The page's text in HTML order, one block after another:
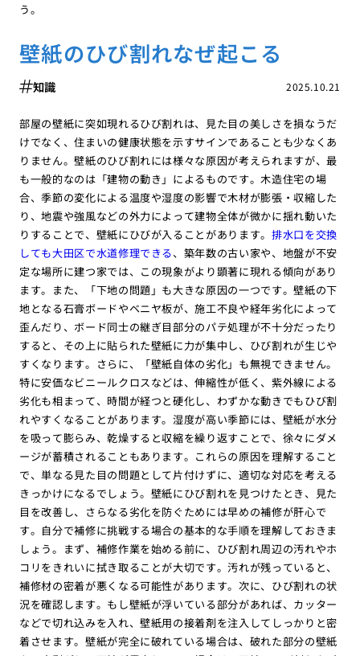
う。
壁紙のひび割れなぜ起こる
2025.10.21
知識
部屋の壁紙に突如現れるひび割れは、見た目の美しさを損なうだ
けでなく、住まいの健康状態を示すサインであることも少なくあ
りません。壁紙のひび割れには様々な原因が考えられますが、最
も一般的なのは「建物の動き」によるものです。木造住宅の場
合、季節の変化による温度や湿度の影響で木材が膨張・収縮した
り、地震や強風などの外力によって建物全体が微かに揺れ動いた
りすることで、壁紙にひびが入ることがあります。排水口を交換
しても大田区で水道修理できる、築年数の古い家や、地盤が不安
定な場所に建つ家では、この現象がより顕著に現れる傾向があり
ます。また、「下地の問題」も大きな原因の一つです。壁紙の下
地となる石膏ボードやベニヤ板が、施工不良や経年劣化によって
歪んだり、ボード同士の継ぎ目部分のパテ処理が不十分だったり
すると、その上に貼られた壁紙に力が集中し、ひび割れが生じや
すくなります。さらに、「壁紙自体の劣化」も無視できません。
特に安価なビニールクロスなどは、伸縮性が低く、紫外線による
劣化も相まって、時間が経つと硬化し、わずかな動きでもひび割
れやすくなることがあります。湿度が高い季節には、壁紙が水分
を吸って膨らみ、乾燥すると収縮を繰り返すことで、徐々にダメ
ージが蓄積されることもあります。これらの原因を理解すること
で、単なる見た目の問題として片付けずに、適切な対応を考える
きっかけになるでしょう。壁紙にひび割れを見つけたとき、見た
目を改善し、さらなる劣化を防ぐためには早めの補修が肝心で
す。自分で補修に挑戦する場合の基本的な手順を理解しておきま
しょう。まず、補修作業を始める前に、ひび割れ周辺の汚れやホ
コリをきれいに拭き取ることが大切です。汚れが残っていると、
補修材の密着が悪くなる可能性があります。次に、ひび割れの状
況を確認します。もし壁紙が浮いている部分があれば、カッター
などで切れ込みを入れ、壁紙用の接着剤を注入してしっかりと密
着させます。壁紙が完全に破れている場合は、破れた部分の壁紙